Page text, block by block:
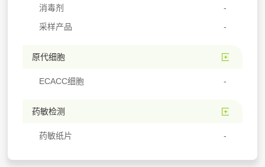
消毒剂
采样产品
原代细胞
ECACC细胞
药敏检测
药敏纸片